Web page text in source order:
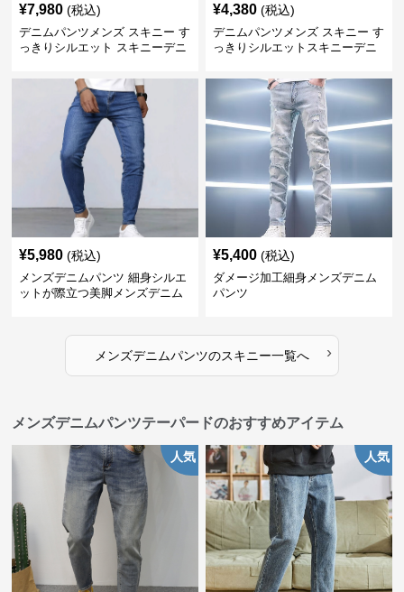
¥7,980 (税込)
デニムパンツメンズ スキニー す
っきりシルエット スキニーデニ
¥4,380 (税込)
デニムパンツメンズ スキニー す
っきりシルエットスキニーデニ
¥5,980 (税込)
メンズデニムパンツ 細身シルエ
ットが際立つ美脚メンズデニム
¥5,400 (税込)
ダメージ加工細身メンズデニム
パンツ
メンズデニムパンツのスキニー一覧へ ›
メンズデニムパンツテーパードのおすすめアイテム
人気 人気